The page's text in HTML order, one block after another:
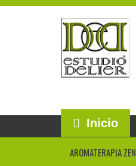
Inicio
AROMATERAPIA ZEN